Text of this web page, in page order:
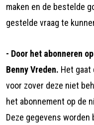
maken en de bestelde
gestelde vraag te
- Door het abonneren
Benny Vreden. Het gaat
voor zover deze niet
het abonnement op de
Deze gegevens worden